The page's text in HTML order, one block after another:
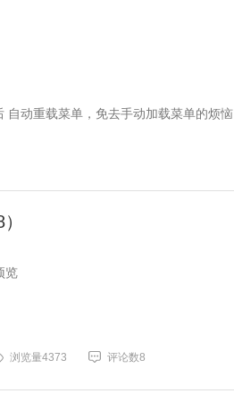
自动重载菜单，免去手动加载菜单的烦恼
览
浏览量4373 评论数8